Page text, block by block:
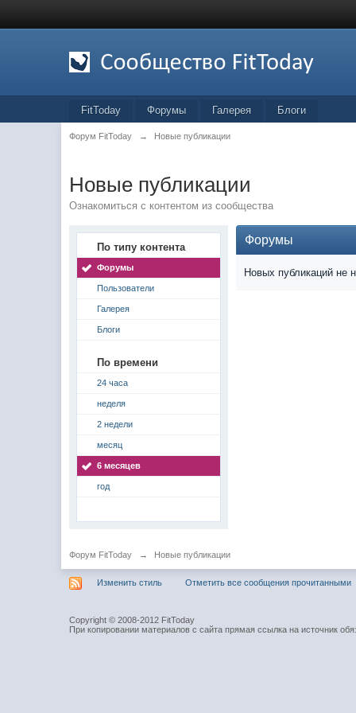
FitToday Форумы Галерея Блоги
Форум FitToday → Новые публикации
Новые публикации
Ознакомиться с контентом из сообщества
По типу контента
Форумы
Пользователи
Галерея
Блоги
По времени
24 часа
неделя
2 недели
месяц
6 месяцев
год
Форумы
Новых публикаций не
Форум FitToday → Новые публикации
Изменить стиль Отметить все сообщения прочитанными
Copyright © 2008-2012 FitToday
При копировании материалов с сайта прямая ссылка на источник